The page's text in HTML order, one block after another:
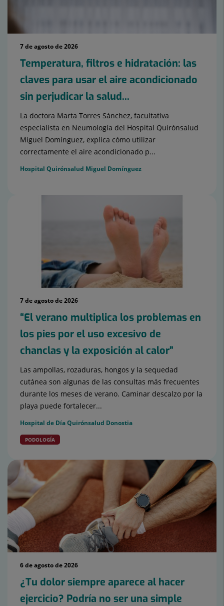
7 de agosto de 2026
Temperatura, filtros e hidratación: las
claves para usar el aire acondicionado
sin perjudicar la salud...
La doctora Marta Torres Sánchez, facultativa
especialista en Neumología del Hospital Quirónsalud
Miguel Domínguez, explica cómo utilizar
correctamente el aire acondicionado p...
Hospital Quirónsalud Miguel Domínguez
7 de agosto de 2026
“El verano multiplica los problemas en
los pies por el uso excesivo de
chanclas y la exposición al calor”
Las ampollas, rozaduras, hongos y la sequedad
cutánea son algunas de las consultas más frecuentes
durante los meses de verano. Caminar descalzo por la
playa puede fortalecer...
Hospital de Día Quirónsalud Donostia
PODOLOGÍA
6 de agosto de 2026
¿Tu dolor siempre aparece al hacer
ejercicio? Podría no ser una simple